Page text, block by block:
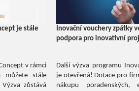
je stále
v rámci
můžete stále
zůstává
Inovační vouchery zpátky
podpora pro inovativní
Další výzva programu
je otevřená! Dotace pro
nákupu poradenských,